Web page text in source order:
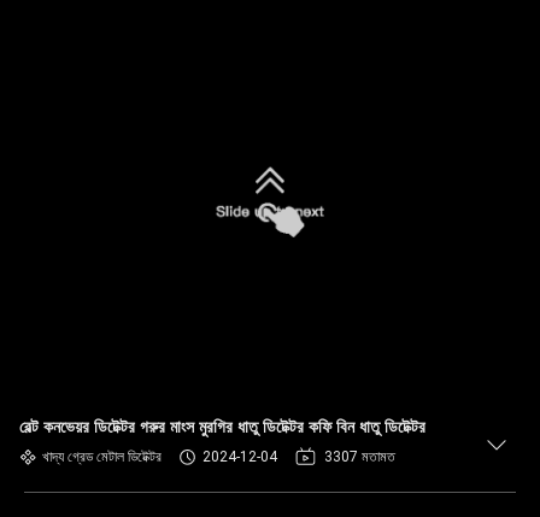
বেল্ট কনভেয়র ডিটেক্টর গরুর মাংস মুরগির ধাতু ডিটেক্টর কফি বিন ধাতু ডিটেক্টর
খাদ্য গ্রেড মেটাল ডিটেক্টর 2024-12-04 3307 মতামত